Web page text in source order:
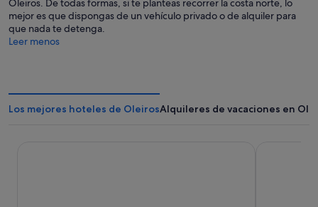
mejor es que dispongas de un vehículo privado o de alquiler para
que nada te detenga.
Leer menos
Los mejores hoteles de OleirosAlquileres de vacaciones en